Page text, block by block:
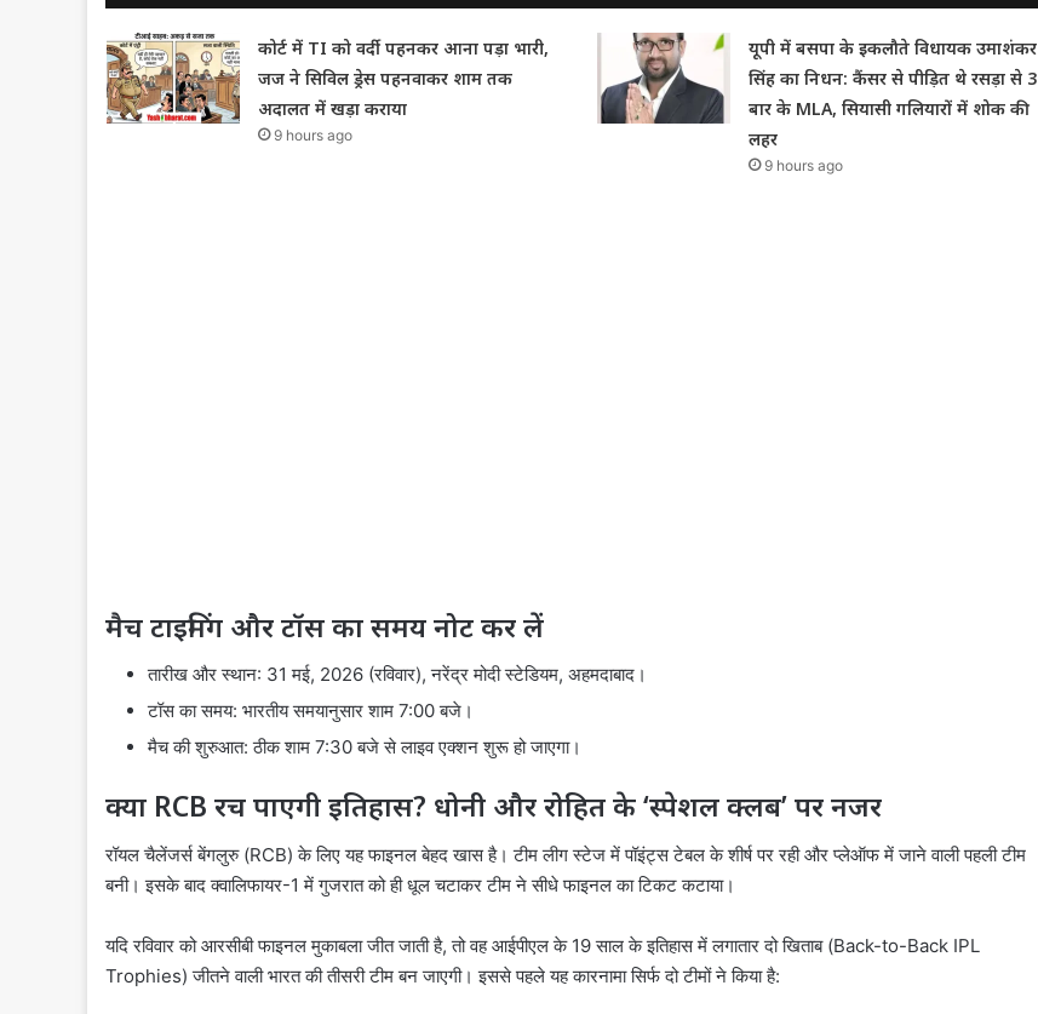
कोर्ट में TI को वर्दी पहनकर आना पड़ा भारी,
जज ने सिविल ड्रेस पहनवाकर शाम तक
अदालत में खड़ा कराया
9 hours ago
यूपी में बसपा के इकलौते विधायक उमाशंकर
सिंह का निधन: कैंसर से पीड़ित थे रसड़ा से 3
बार के MLA, सियासी गलियारों में शोक की
लहर
9 hours ago
मैच टाइमिंग और टॉस का समय नोट कर लें
तारीख और स्थान: 31 मई, 2026 (रविवार), नरेंद्र मोदी स्टेडियम, अहमदाबाद।
टॉस का समय: भारतीय समयानुसार शाम 7:00 बजे।
मैच की शुरुआत: ठीक शाम 7:30 बजे से लाइव एक्शन शुरू हो जाएगा।
क्या RCB रच पाएगी इतिहास? धोनी और रोहित के ‘स्पेशल क्लब’ पर नजर
रॉयल चैलेंजर्स बेंगलुरु (RCB) के लिए यह फाइनल बेहद खास है। टीम लीग स्टेज में पॉइंट्स टेबल के शीर्ष पर रही और प्लेऑफ में जाने वाली पहली टीम
बनी। इसके बाद क्वालिफायर-1 में गुजरात को ही धूल चटाकर टीम ने सीधे फाइनल का टिकट कटाया।
यदि रविवार को आरसीबी फाइनल मुकाबला जीत जाती है, तो वह आईपीएल के 19 साल के इतिहास में लगातार दो खिताब (Back-to-Back IPL
Trophies) जीतने वाली भारत की तीसरी टीम बन जाएगी। इससे पहले यह कारनामा सिर्फ दो टीमों ने किया है: